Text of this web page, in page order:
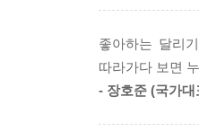
“반복되는 삶에
“진정성 담긴
_장호준(국가대
좋아하는 달리
따라가다 보면
- 장호준 (국가